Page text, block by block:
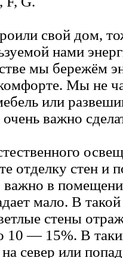
свой дом,
нами
мы бережём
Мы не
или
важно
отделку стен и
в
мало. В
стены
10 — 15%. В
север или